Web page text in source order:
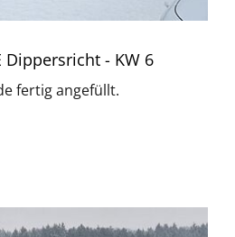
- KW 6
fertig angefüllt.